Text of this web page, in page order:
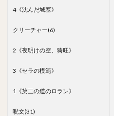
4《沈んだ城塞》
クリーチャー(6)
2《夜明けの空、猗旺》
3《セラの模範》
1《第三の道のロラン》
呪文(31)